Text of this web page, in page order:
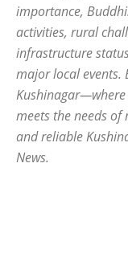
importance,
activities, rural
infrastructure
major local events.
meets the needs
and reliable
News.